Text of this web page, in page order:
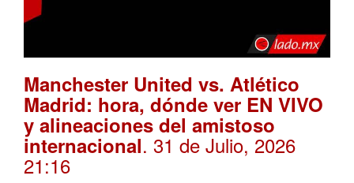
Manchester United vs. Atlético
Madrid: hora, dónde ver EN VIVO
y alineaciones del amistoso
internacional. 31 de Julio, 2026
21:16